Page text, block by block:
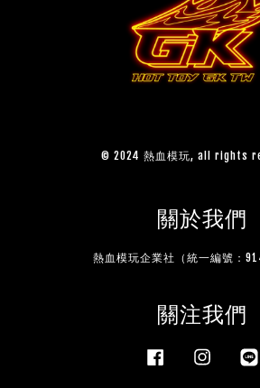
© 2024 熱血模玩, all rights
關於我們
熱血模玩企業社（統一編號：
關注我們
Facebook